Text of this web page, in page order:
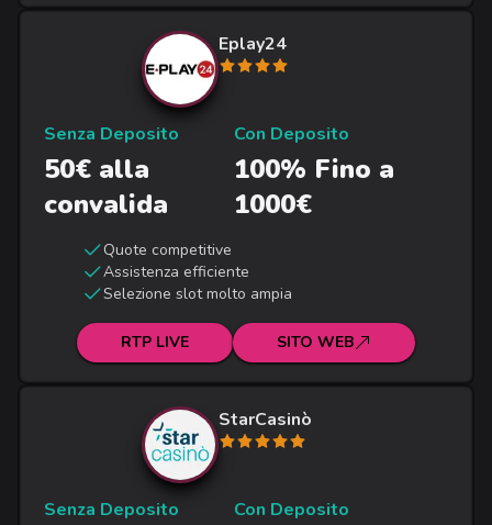
Eplay24
Senza Deposito
50€ alla
convalida
Con Deposito
100% Fino a
1000€
Quote competitive
Assistenza efficiente
Selezione slot molto ampia
RTP LIVE SITO WEB
StarCasinò
Senza Deposito Con Deposito